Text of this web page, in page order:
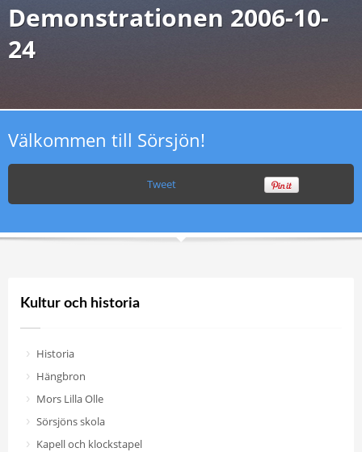
Demonstrationen 2006-10-
24
Välkommen till Sörsjön!
Tweet
Kultur och historia
Historia
Hängbron
Mors Lilla Olle
Sörsjöns skola
Kapell och klockstapel